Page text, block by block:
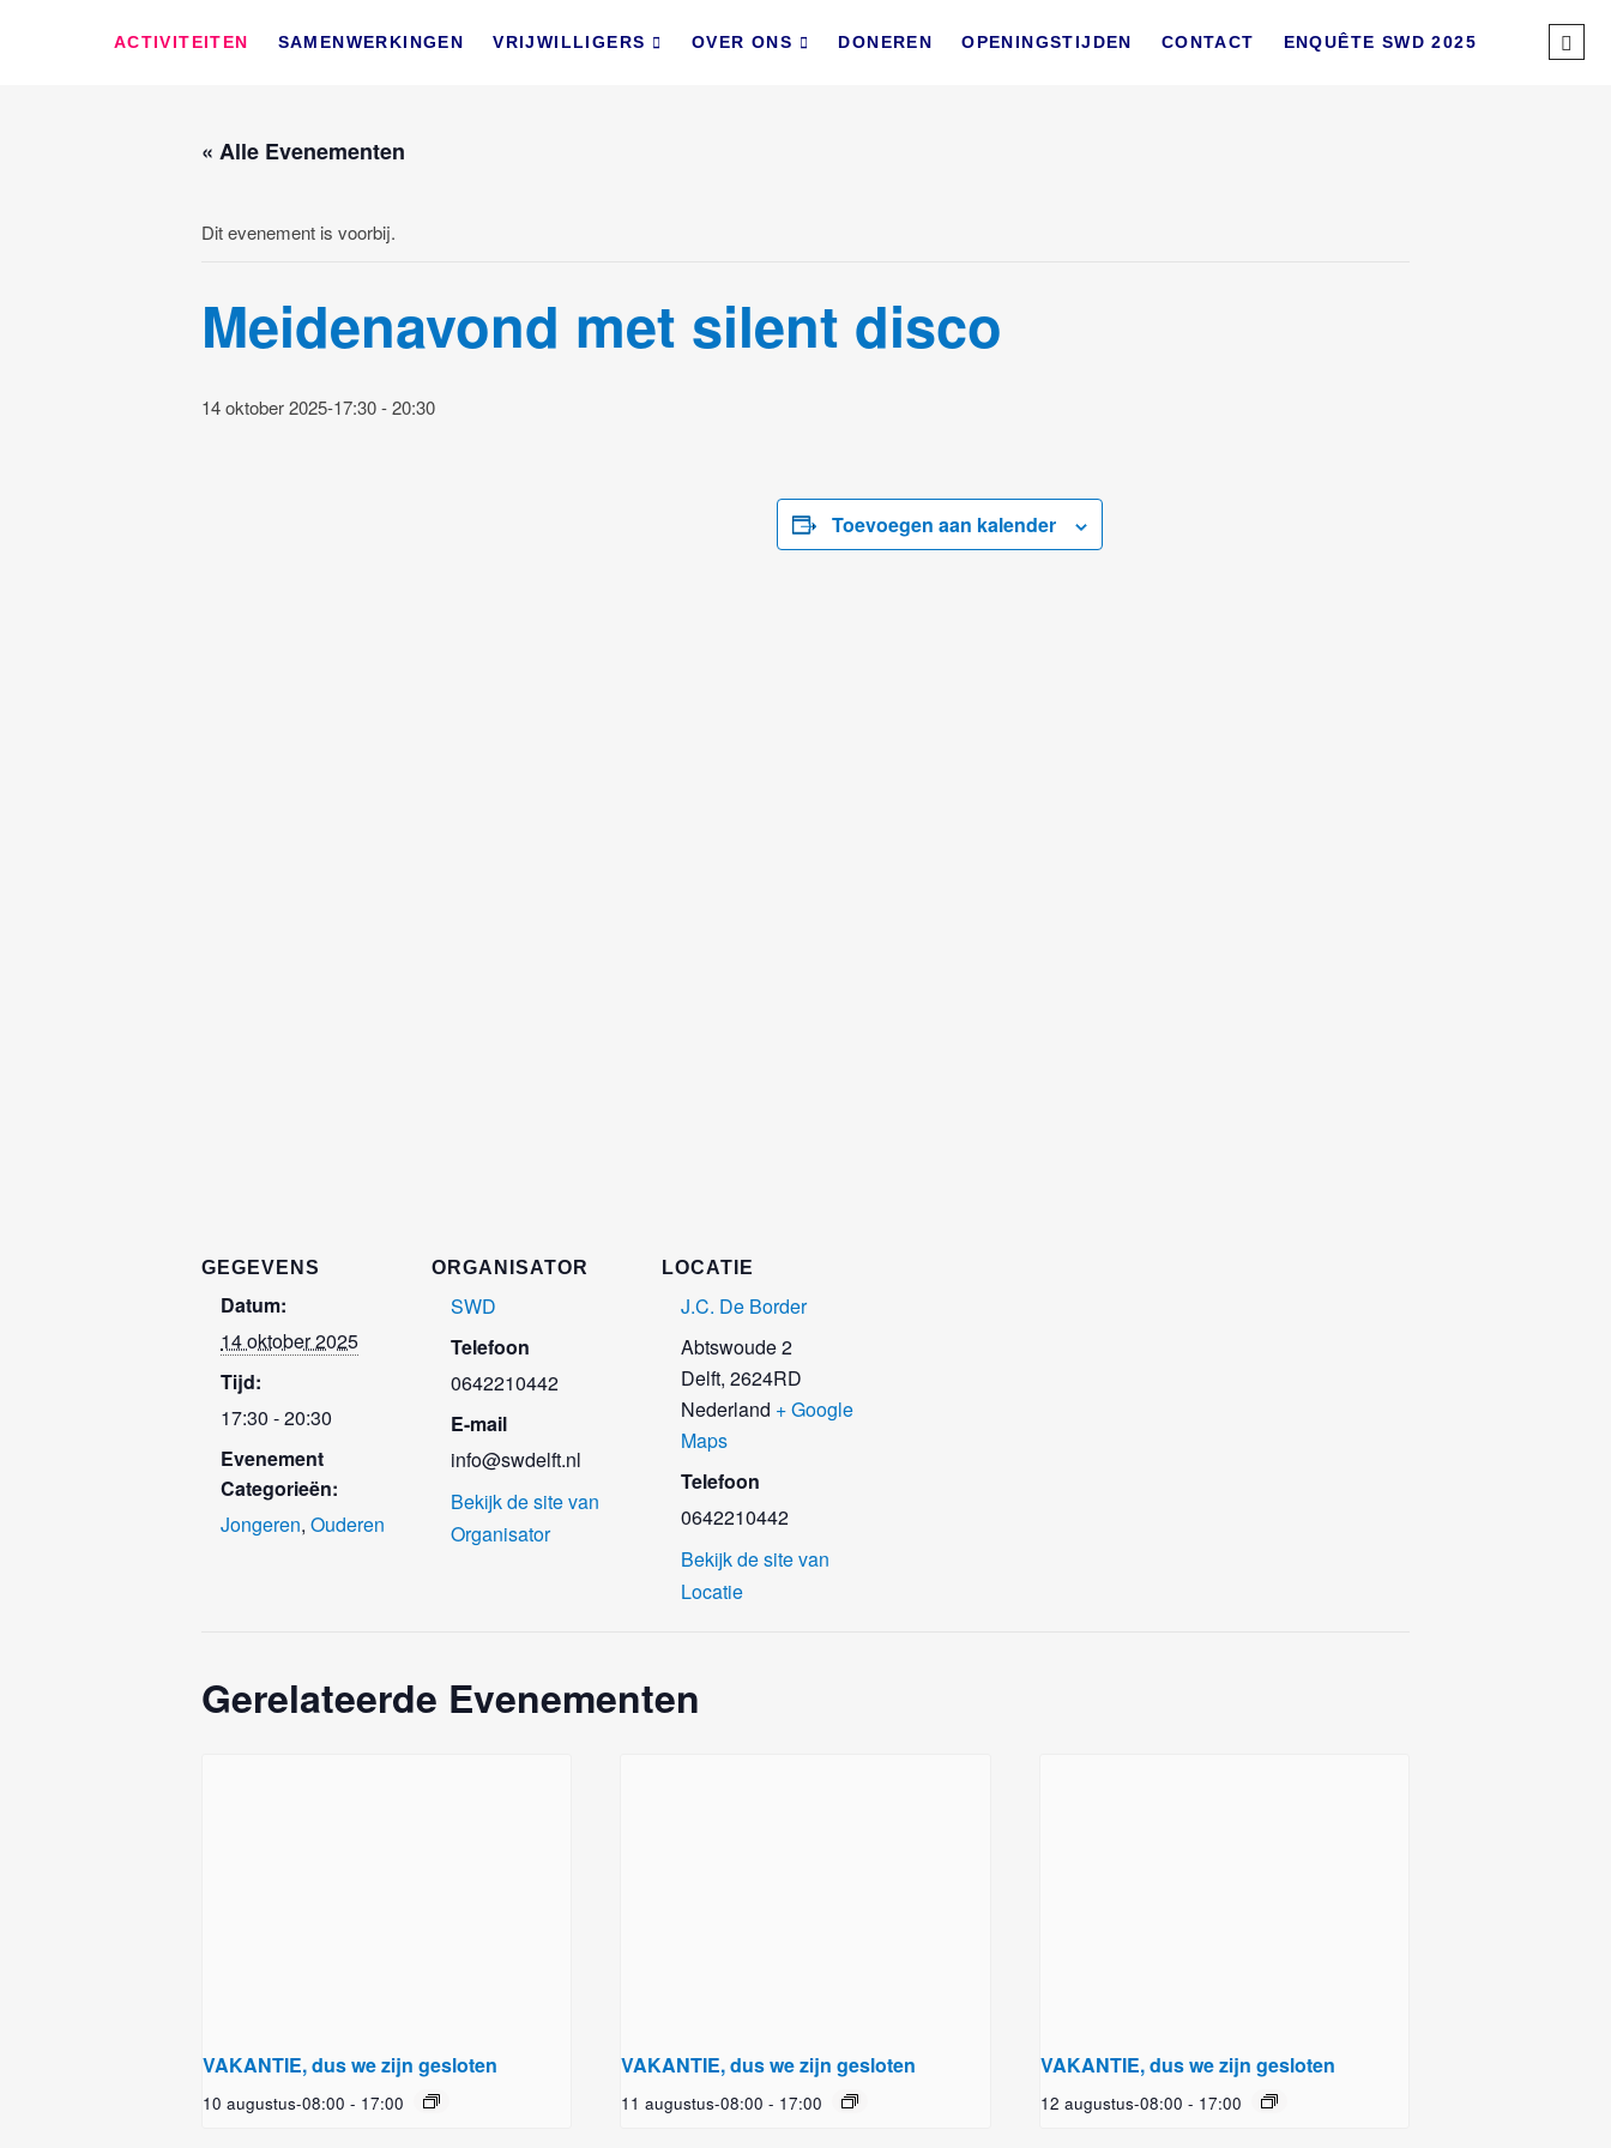
SWD – Stichting Welbevinden Delft
WIJ ZETTEN ONS IN VOOR HET WELZIJN EN VERBINDEN VAN JONG EN OUD
ACTIVITEITEN SAMENWERKINGEN VRIJWILLIGERS OVER ONS DONEREN OPENINGSTIJDEN CONTACT ENQUÊTE SWD 2025
« Alle Evenementen
Dit evenement is voorbij.
Meidenavond met silent disco
14 oktober 2025-17:30-20:30
Toevoegen aan kalender
GEGEVENS
Datum:
14 oktober 2025
Tijd:
17:30 - 20:30
Evenement
Categorieën:
Jongeren, Ouderen
ORGANISATOR
SWD
Telefoon
0642210442
E-mail
info@swdelft.nl
Bekijk de site van
Organisator
LOCATIE
J.C. De Border
Abtswoude 2
Delft, 2624RD
Nederland + Google
Maps
Telefoon
0642210442
Bekijk de site van
Locatie
Gerelateerde Evenementen
VAKANTIE, dus we zijn gesloten
10 augustus-08:00 - 17:00
VAKANTIE, dus we zijn gesloten
11 augustus-08:00 - 17:00
VAKANTIE, dus we zijn gesloten
12 augustus-08:00 - 17:00